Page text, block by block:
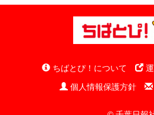
ちばとぴ！について
個人情報保護方針